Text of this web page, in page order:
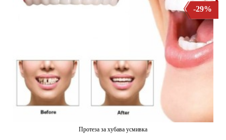
Протеза за хубава усмивка
-29%